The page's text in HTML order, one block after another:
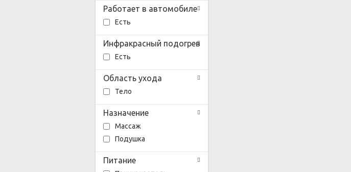
Работает в автомобиле
Есть
Инфракрасный подогрев
Есть
Область ухода
Тело
Назначение
Массаж
Подушка
Питание